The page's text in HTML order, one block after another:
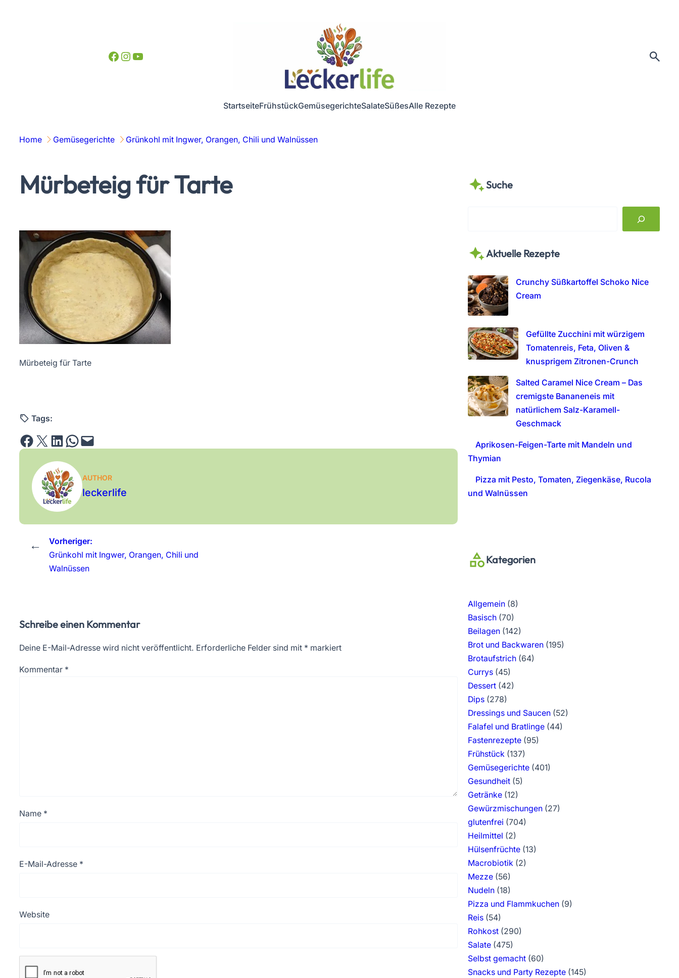
Facebook InstagramYouTube
StartseiteFrühstückGemüsegerichteSalateSüßesAlle Rezepte
Home Gemüsegerichte Grünkohl mit Ingwer, Orangen, Chili und Walnüssen
Mürbeteig für Tarte
Mürbeteig für Tarte
Tags:
Share on Facebook Email this Page Share on LinkedIn Share on WhatsApp Email this Page
AUTHOR
leckerlife
←
Vorheriger:
Grünkohl mit Ingwer, Orangen, Chili und
Walnüssen
Schreibe einen Kommentar
Deine E-Mail-Adresse wird nicht veröffentlicht. Erforderliche Felder sind mit * markiert
Kommentar *
Name *
E-Mail-Adresse *
Website
Suche
r
h
Aktuelle Rezepte
Crunchy Süßkartoffel Schoko Nice
Cream
Gefüllte Zucchini mit würzigem
Tomatenreis, Feta, Oliven &
knusprigem Zitronen-Crunch
Salted Caramel Nice Cream – Das
cremigste Bananeneis mit
natürlichem Salz-Karamell-
Geschmack
Aprikosen-Feigen-Tarte mit Mandeln und
Thymian
Pizza mit Pesto, Tomaten, Ziegenkäse, Rucola
und Walnüssen
Kategorien
Allgemein(8)
Basisch(70)
Beilagen(142)
Brot und Backwaren(195)
Brotaufstrich(64)
Currys(45)
Dessert(42)
Dips(278)
Dressings und Saucen(52)
Falafel und Bratlinge(44)
Fastenrezepte(95)
Frühstück (137)
Gemüsegerichte(401)
Gesundheit(5)
Getränke(12)
Gewürzmischungen(27)
glutenfrei (704)
Heilmittel (2)
Hülsenfrüchte(13)
Macrobiotik (2)
Mezze(56)
Nudeln(18)
Pizza und Flammkuchen(9)
Reis(54)
Rohkost(290)
Salate(475)
Selbst gemacht(60)
Snacks und Party Rezepte(145)